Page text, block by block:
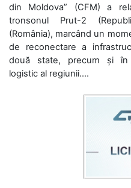
din Moldova” (CFM) a
tronsonul Prut-2
(România), marcând un
de reconectare a
două state, precum și în
logistic al regiunii....